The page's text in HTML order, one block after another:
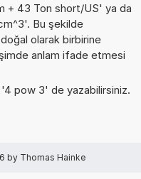
+ 43 Ton short/US' ya da
Bu şekilde
olarak birbirine
anlam ifade etmesi
pow 3' de yazabilirsiniz.
by Thomas Hainke